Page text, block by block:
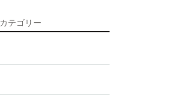
カテゴリー